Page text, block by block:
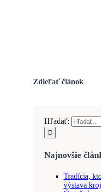
Zdieľať článok
Hľadať:
Najnovšie
Tradícia,
výstava